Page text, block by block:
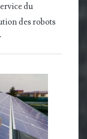
du
des robots